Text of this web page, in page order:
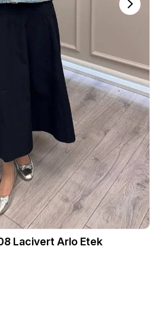
Lacivert Arlo Etek